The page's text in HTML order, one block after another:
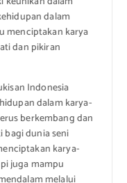
dalam
menciptakan karya
dan pikiran
Indonesia
dalam karya-
berkembang dan
dunia seni
karya-
juga mampu
melalui